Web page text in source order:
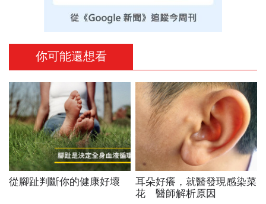
你可能還想看
從腳趾判斷你的健康好壞
耳朵好癢，就醫發現感染菜
花 醫師解析原因